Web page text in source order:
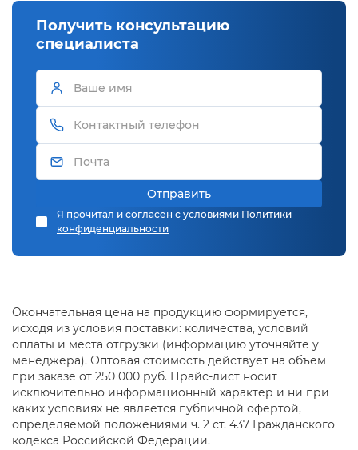
Получить консультацию
специалиста
Отправить
Я прочитал и согласен с условиями Политики
конфиденциальности
Окончательная цена на продукцию формируется,
исходя из условия поставки: количества, условий
оплаты и места отгрузки (информацию уточняйте у
менеджера). Оптовая стоимость действует на объём
при заказе от 250 000 руб. Прайс-лист носит
исключительно информационный характер и ни при
каких условиях не является публичной офертой,
определяемой положениями ч. 2 ст. 437 Гражданского
кодекса Российской Федерации.